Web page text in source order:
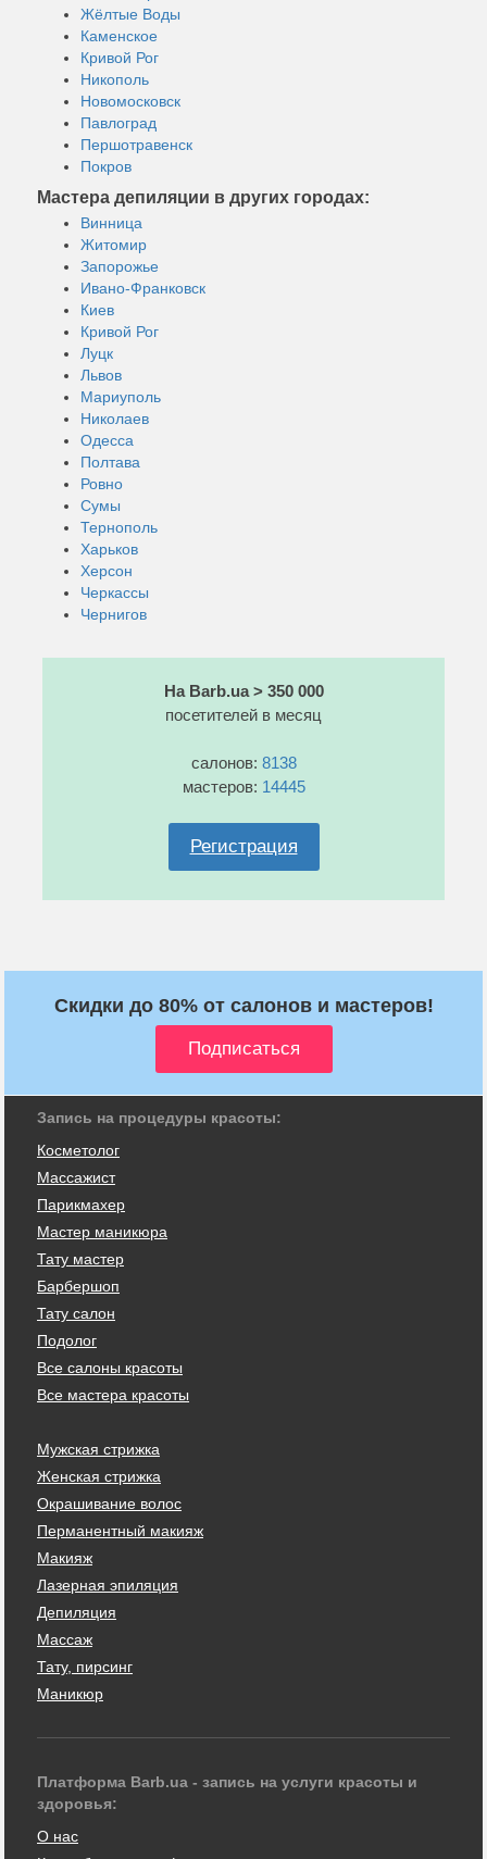
Жёлтые Воды
Каменское
Кривой Рог
Никополь
Новомосковск
Павлоград
Першотравенск
Покров
Мастера депиляции в других городах:
Винница
Житомир
Запорожье
Ивано-Франковск
Киев
Кривой Рог
Луцк
Львов
Мариуполь
Николаев
Одесса
Полтава
Ровно
Сумы
Тернополь
Харьков
Херсон
Черкассы
Чернигов
На Barb.ua > 350 000
посетителей в месяц
салонов: 8138
мастеров: 14445
Регистрация
Скидки до 80% от салонов и мастеров!
Запись на процедуры красоты:
Косметолог
Массажист
Парикмахер
Мастер маникюра
Тату мастер
Барбершоп
Тату салон
Подолог
Все салоны красоты
Все мастера красоты
Мужская стрижка
Женская стрижка
Окрашивание волос
Перманентный макияж
Макияж
Лазерная эпиляция
Депиляция
Массаж
Тату, пирсинг
Маникюр
Платформа Barb.ua - запись на услуги красоты и
здоровья:
О нас